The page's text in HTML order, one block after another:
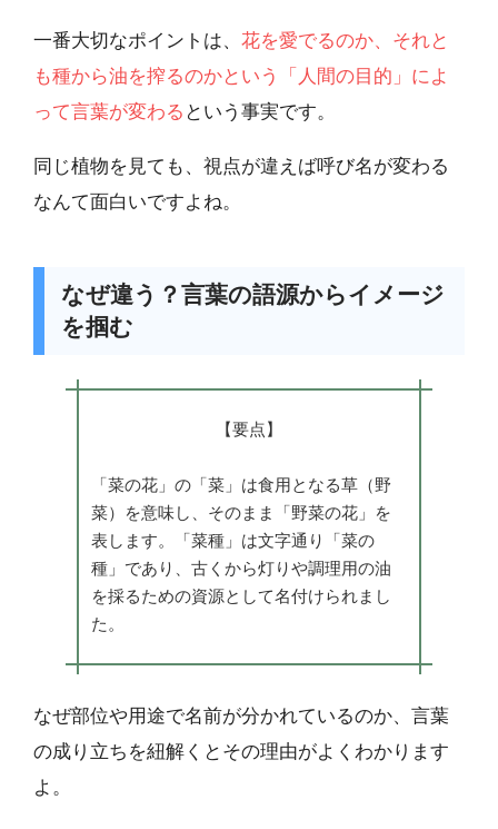
一番大切なポイントは、 花を愛でるのか、それと
も種から油を搾るのかという「人間の目的」によ
って言葉が変わる という事実です。
同じ植物を見ても、視点が違えば呼び名が変わる
なんて面白いですよね。
なぜ違う？言葉の語源からイメージ
を掴む
【要点】
「菜の花」の「菜」は食用となる草（野
菜）を意味し、そのまま「野菜の花」を
表します。「菜種」は文字通り「菜の
種」であり、古くから灯りや調理用の油
を採るための資源として名付けられまし
た。
なぜ部位や用途で名前が分かれているのか、言葉
の成り立ちを紐解くとその理由がよくわかります
よ。